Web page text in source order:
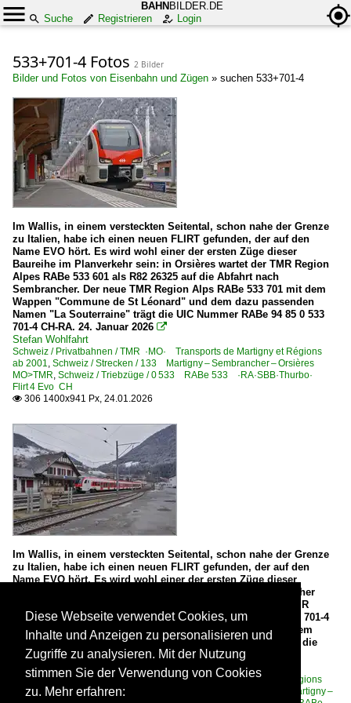
BAHN BILDER.DE
Suche
Registrieren Login
533+701-4 Fotos 2 Bilder
Bilder und Fotos von Eisenbahn und Zügen » suchen 533+701-4
Im Wallis, in einem versteckten Seitental, schon nahe der Grenze
zu Italien, habe ich einen neuen FLIRT gefunden, der auf den
Name EVO hört. Es wird wohl einer der ersten Züge dieser
Baureihe im Planverkehr sein: in Orsières wartet der TMR Region
Alpes RABe 533 601 als R82 26325 auf die Abfahrt nach
Sembrancher. Der neue TMR Region Alps RABe 533 701 mit dem
Wappen "Commune de St Léonard" und dem dazu passenden
Namen "La Souterraine" trägt die UIC Nummer RABe 94 85 0 533
701-4 CH-RA. 24. Januar 2026 
Stefan Wohlfahrt
Schweiz / Privatbahnen / TMR ·MO· Transports de Martigny et Régions
ab 2001, Schweiz / Strecken / 133 Martigny – Sembrancher – Orsières
MO>TMR, Schweiz / Triebzüge / 0 533 RABe 533 ·RA·SBB·Thurbo·
Flirt 4 Evo CH
 306 1400x941 Px, 24.01.2026
Im Wallis, in einem versteckten Seitental, schon nahe der Grenze
zu Italien, habe ich einen neuen FLIRT gefunden, der auf den
Name EVO hört. Es wird wohl einer der ersten Züge dieser
Baureihe im Planverkehr sein: in Orsières wartet als herrlicher
Kontrast zur Gleiswaage im Vordergrund des Bildes der TMR
Region Alpes RABe 533 601 (UIC Nummer RABe 94 85 0 533 701-4
CH-RA) mit dem Wappen "Commune de St Léonard" und dem
dazu passenden Namen "La Souterraine" als R82 26325 auf die
Abfahrt nach Sembrancher. 24. Januar 2026 
Stefan Wohlfahrt
Schweiz / Privatbahnen / TMR ·MO· Transports de Martigny et Régions
ab 2001,Schweiz / Regionen / Wallis
Schweiz / Strecken / 133 Martigny –
Diese Webseite verwendet Cookies, um
Inhalte und Anzeigen zu personalisieren und
Zugriffe zu analysieren. Mit der Nutzung
stimmen Sie der Verwendung von Cookies
zu. Mehr erfahren: